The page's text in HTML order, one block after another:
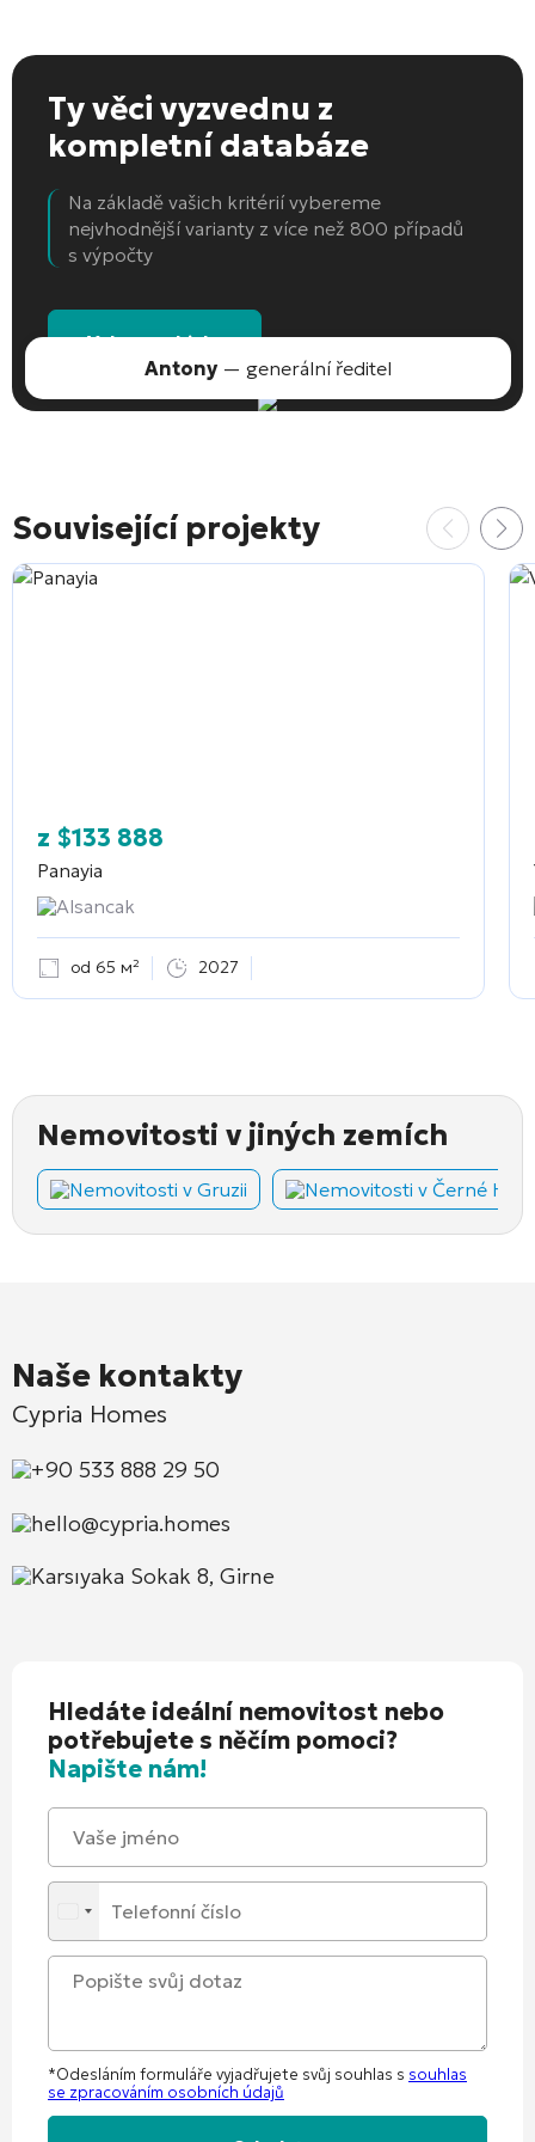
Ty věci vyzvednu z
kompletní databáze
Na základě vašich kritérií vybereme
nejvhodnější varianty z více než 800 případů
s výpočty
Vyberte objekt
Antony — generální ředitel
Související projekty
z $133 888
Panayia
Alsancak
od 65 м² 2027
Nemovitosti v jiných zemích
Nemovitosti v Gruzii Nemovitosti v Černé Hoře
Naše kontakty
Cypria Homes
+90 533 888 29 50
hello@cypria.homes
Karsıyaka Sokak 8, Girne
Hledáte ideální nemovitost nebo
potřebujete s něčím pomoci?
Napište nám!
*Odesláním formuláře vyjadřujete svůj souhlas s souhlas
se zpracováním osobních údajů